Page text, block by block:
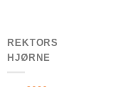
REKTORS
HJØRNE